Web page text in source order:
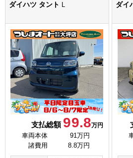
ダイハツ タント L
支払総額 99.8万円
車両本体
91万円
諸費用
8.8万円
ダイ